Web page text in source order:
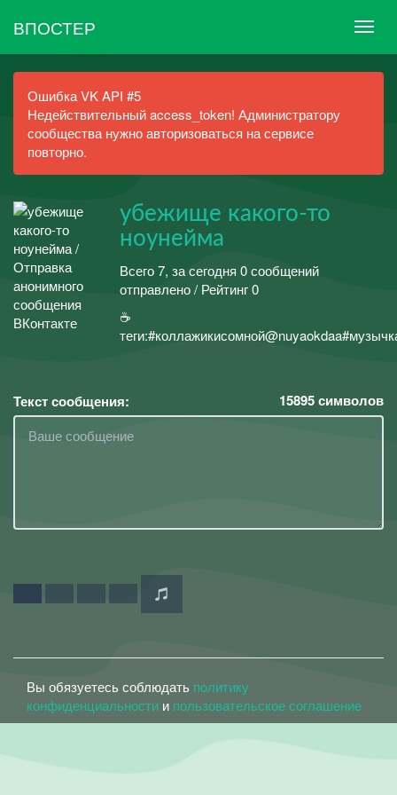
ВПОСТЕР
Ошибка VK API #5
Недействительный access_token! Администратору
сообщества нужно авторизоваться на сервисе
повторно.
убежище какого-то
ноунейма
Всего 7, за сегодня 0 сообщений
отправлено / Рейтинг 0
☕
Текст сообщения: 15895символов
Вы обязуетесь соблюдать политику
конфиденциальности и пользовательское соглашение